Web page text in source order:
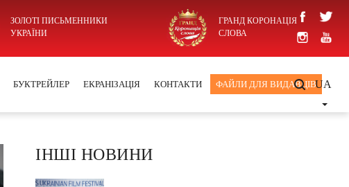
ЗОЛОТІ ПИСЬМЕННИКИ
УКРАЇНИ
ГРАНД КОРОНАЦІЯ
СЛОВА
БУКТРЕЙЛЕР ЕКРАНІЗАЦІЯ КОНТАКТИ ФАЙЛИ ДЛЯ ВИДАВЦІВUA
ІНШІ НОВИНИ